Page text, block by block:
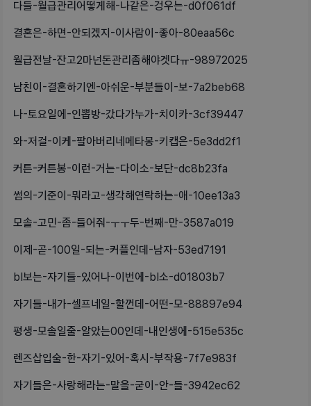
다들-월급관리어떻게해-나같은-겅우는-d0f061df
결혼은-하면-안되겠지-이사람이-좋아-80eaa56c
월급전날-잔고2마넌돈관리좀해야겟다ㅠ-98972025
남친이-결혼하기엔-아쉬운-부분들이-보-7a2beb68
나-토요일에-인뽑방-갔다가누가-치이카-3cf39447
와-저걸-이케-팔아버리네메타몽-키캡은-5e3dd2f1
커튼-커튼봉-이런-거는-다이소-보단-dc8b23fa
썸의-기준이-뭐라고-생각해연락하는-애-10ee13a3
모솔-고민-좀-들어줘-ㅜㅜ두-번째-만-3587a019
이제-곧-100일-되는-커플인데-남자-53ed7191
bl보는-자기들-있어나-이번에-bl소-d01803b7
자기들-내가-셀프네일-할껀데-어떤-모-88897e94
평생-모솔일줄-알았는00인데-내인생에-515e535c
렌즈삽입술-한-자기-있어-혹시-부작용-7f7e983f
자기들은-사랑해라는-말을-굳이-안-들-3942ec62